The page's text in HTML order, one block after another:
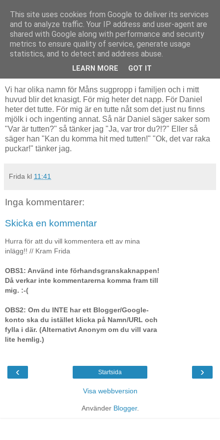
Livsdans
torsdag 19 augusti 2010
Förvirrande tutte
Vi har olika namn för Måns sugpropp i familjen och i mitt
huvud blir det knasigt. För mig heter det napp. För Daniel
heter det tutte. För mig är en tutte nåt som det just nu finns
mjölk i och ingenting annat. Så när Daniel säger saker som
"Var är tutten?" så tänker jag "Ja, var tror du?!?" Eller så
säger han "Kan du komma hit med tutten!" "Ok, det var raka
puckar!" tänker jag.
Frida kl 11:41
Inga kommentarer:
Skicka en kommentar
Hurra för att du vill kommentera ett av mina
inlägg!! // Kram Frida
OBS1: Använd inte förhandsgranskaknappen!
Då verkar inte kommentarerna komma fram till
mig. :-(
OBS2: Om du INTE har ett Blogger/Google-
konto ska du istället klicka på Namn/URL och
fylla i där. (Alternativt Anonym om du vill vara
lite hemlig.)
‹ ›
Startsida
Visa webbversion
Använder Blogger.
This site uses cookies from Google to deliver its services
and to analyze traffic. Your IP address and user-agent are
shared with Google along with performance and security
metrics to ensure quality of service, generate usage
statistics, and to detect and address abuse.
LEARN MORE GOT IT